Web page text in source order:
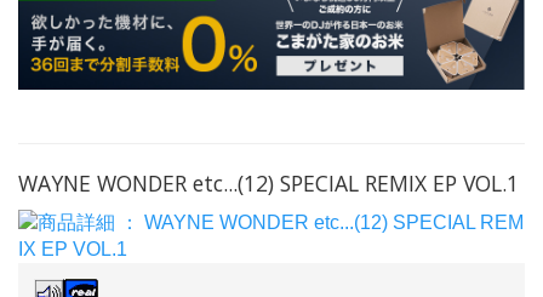
WAYNE WONDER etc...(12) SPECIAL REMIX EP VOL.1